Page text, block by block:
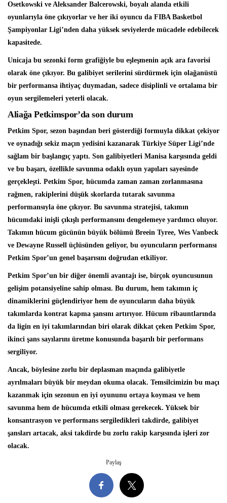
Osetkowski ve Aleksander Balcerowski, boyalı alanda etkili
oyunlarıyla öne çıkıyorlar ve her iki oyuncu da FIBA Basketbol
Şampiyonlar Ligi’nden daha yüksek seviyelerde mücadele edebilecek
kapasitede.
Unicaja bu sezonki form grafiğiyle bu eşleşmenin açık ara favorisi
olarak öne çıkıyor. Bu galibiyet serilerini sürdürmek için olağanüstü
bir performansa ihtiyaç duymadan, sadece disiplinli ve ortalama bir
oyun sergilemeleri yeterli olacak.
Aliağa Petkimspor’da son durum
Petkim Spor, sezon başından beri gösterdiği formuyla dikkat çekiyor
ve oynadığı sekiz maçın yedisini kazanarak Türkiye Süper Ligi’nde
sağlam bir başlangıç yaptı. Son galibiyetleri Manisa karşısında geldi
ve bu başarı, özellikle savunma odaklı oyun yapıları sayesinde
gerçekleşti. Petkim Spor, hücumda zaman zaman zorlanmasına
rağmen, rakiplerini düşük skorlarda tutarak savunma
performansıyla öne çıkıyor. Bu savunma stratejisi, takımın
hücumdaki inişli çıkışlı performansını dengelemeye yardımcı oluyor.
Takımın hücum gücünün büyük bölümü Breein Tyree, Wes Vanbeck
ve Dewayne Russell üçlüsünden geliyor, bu oyuncuların performansı
Petkim Spor’un genel başarısını doğrudan etkiliyor.
Petkim Spor’un bir diğer önemli avantajı ise, birçok oyuncusunun
gelişim potansiyeline sahip olması. Bu durum, hem takımın iç
dinamiklerini güçlendiriyor hem de oyuncuların daha büyük
takımlarda kontrat kapma şansını artırıyor. Hücum ribauntlarında
da ligin en iyi takımlarından biri olarak dikkat çeken Petkim Spor,
ikinci şans sayılarını üretme konusunda başarılı bir performans
sergiliyor.
Ancak, böylesine zorlu bir deplasman maçında galibiyetle
ayrılmaları büyük bir meydan okuma olacak. Temsilcimizin bu maçı
kazanmak için sezonun en iyi oyununu ortaya koyması ve hem
savunma hem de hücumda etkili olması gerekecek. Yüksek bir
konsantrasyon ve performans sergiledikleri takdirde, galibiyet
şansları artacak, aksi takdirde bu zorlu rakip karşısında işleri zor
olacak.
Paylaş